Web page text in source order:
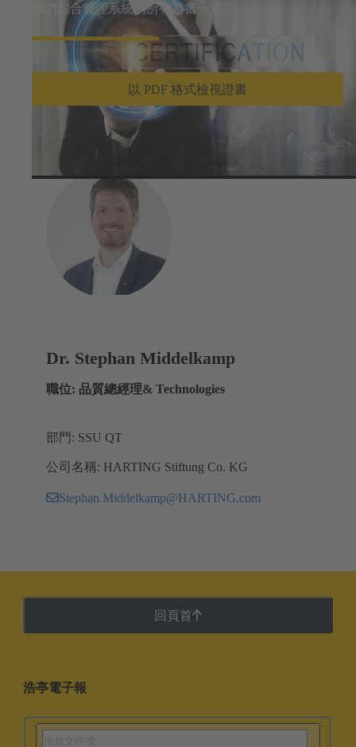
我們綜合管理系統的所有證書一覽。
以 PDF 格式檢視證書
Dr. Stephan Middelkamp
職位: 品質總經理& Technologies
部門: SSU QT
公司名稱: HARTING Stiftung Co. KG
Stephan.Middelkamp@HARTING.com
回頁首
浩亭電子報